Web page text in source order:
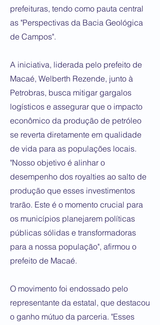
prefeituras, tendo como pauta central
as "Perspectivas da Bacia Geológica
de Campos".
A iniciativa, liderada pelo prefeito de
Macaé, Welberth Rezende, junto à
Petrobras, busca mitigar gargalos
logísticos e assegurar que o impacto
econômico da produção de petróleo
se reverta diretamente em qualidade
de vida para as populações locais.
"Nosso objetivo é alinhar o
desempenho dos royalties ao salto de
produção que esses investimentos
trarão. Este é o momento crucial para
os municípios planejarem políticas
públicas sólidas e transformadoras
para a nossa população", afirmou o
prefeito de Macaé.
O movimento foi endossado pelo
representante da estatal, que destacou
o ganho mútuo da parceria. "Esses